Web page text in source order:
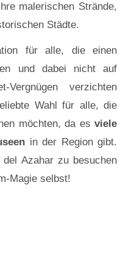
malerischen Strände,
Städte.
für alle, die einen
und dabei nicht auf
Vergnügen verzichten
Wahl für alle, die
möchten, da es viele
in der Region gibt.
Azahar zu besuchen
Magie selbst!